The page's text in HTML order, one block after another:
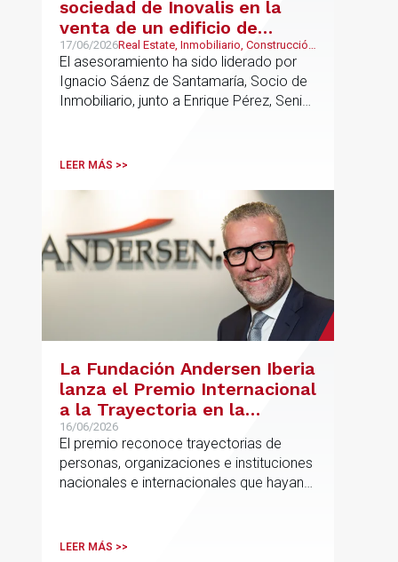
sociedad de Inovalis en la
venta de un edificio de
oficinas arrendado a Konecta
en Alcobendas
17/06/2026Real Estate, Inmobiliario, Construcción
y Urbanismo
El asesoramiento ha sido liderado por
Ignacio Sáenz de Santamaría, Socio de
Inmobiliario, junto a Enrique Pérez, Senior
LEER MÁS >>
La Fundación Andersen Iberia
lanza el Premio Internacional
a la Trayectoria en la
Promoción de la Educación
16/06/2026
El premio reconoce trayectorias de
personas, organizaciones e instituciones
nacionales e internacionales que hayan
innovación o la equidad educativa
LEER MÁS >>